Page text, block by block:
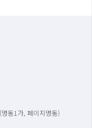
동1가, 페이지명동)